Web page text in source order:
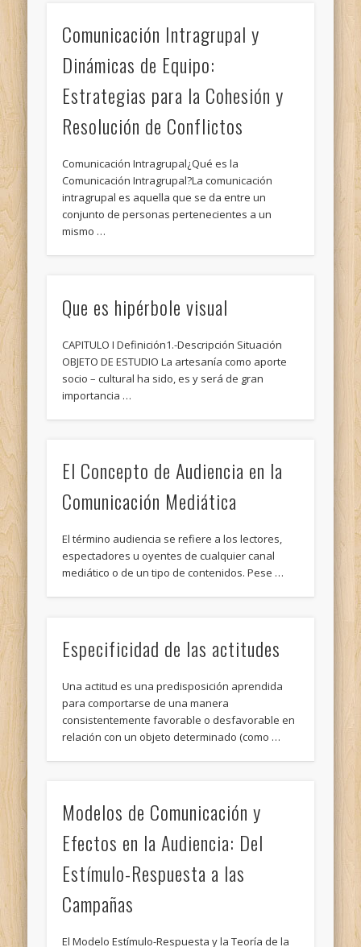
Comunicación Intragrupal y
Dinámicas de Equipo:
Estrategias para la Cohesión y
Resolución de Conflictos
Comunicación Intragrupal¿Qué es la
Comunicación Intragrupal?La comunicación
intragrupal es aquella que se da entre un
conjunto de personas pertenecientes a un
mismo …
Que es hipérbole visual
CAPITULO I Definición1.-Descripción Situación
OBJETO DE ESTUDIO La artesanía como aporte
socio – cultural ha sido, es y será de gran
importancia …
El Concepto de Audiencia en la
Comunicación Mediática
El término audiencia se refiere a los lectores,
espectadores u oyentes de cualquier canal
mediático o de un tipo de contenidos. Pese …
Especificidad de las actitudes
Una actitud es una predisposición aprendida
para comportarse de una manera
consistentemente favorable o desfavorable en
relación con un objeto determinado (como …
Modelos de Comunicación y
Efectos en la Audiencia: Del
Estímulo-Respuesta a las
Campañas
El Modelo Estímulo-Respuesta y la Teoría de la